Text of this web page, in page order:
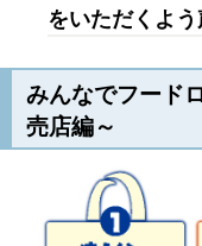
をいただくよう
みんなでフード
売店編～